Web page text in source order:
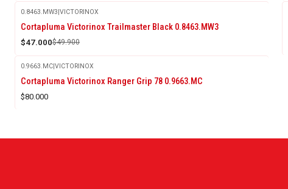
-6%
OFF
0.8463.MW3|VICTORINOX
Cortapluma Victorinox Trailmaster Black 0.8463.MW3
$47.000$49.900
0.9663.MC|VICTORINOX
Cortapluma Victorinox Ranger Grip 78 0.9663.MC
$80.000